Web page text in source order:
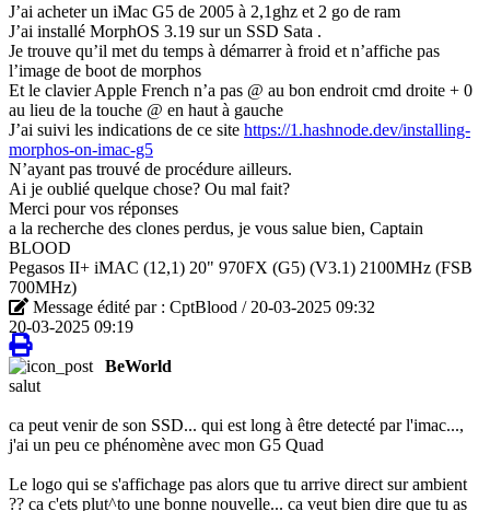
J’ai acheter un iMac G5 de 2005 à 2,1ghz et 2 go de ram
J’ai installé MorphOS 3.19 sur un SSD Sata .
Je trouve qu’il met du temps à démarrer à froid et n’affiche pas
l’image de boot de morphos
Et le clavier Apple French n’a pas @ au bon endroit cmd droite + 0
au lieu de la touche @ en haut à gauche
J’ai suivi les indications de ce site https://1.hashnode.dev/installing-
morphos-on-imac-g5
N’ayant pas trouvé de procédure ailleurs.
Ai je oublié quelque chose? Ou mal fait?
Merci pour vos réponses
a la recherche des clones perdus, je vous salue bien, Captain
BLOOD
Pegasos II+ iMAC (12,1) 20" 970FX (G5) (V3.1) 2100MHz (FSB
700MHz)
Message édité par : CptBlood / 20-03-2025 09:32
20-03-2025 09:19
BeWorld
salut
ca peut venir de son SSD... qui est long à être detecté par l'imac...,
j'ai un peu ce phénomène avec mon G5 Quad
Le logo qui se s'affichage pas alors que tu arrive direct sur ambient
?? ca c'ets plut^to une bonne nouvelle... ca veut bien dire que tu as